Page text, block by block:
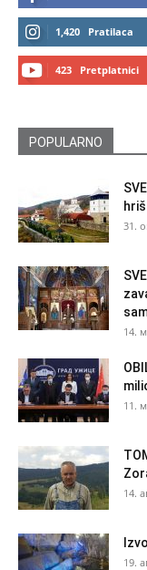
1,420 Pratilaca
423 Pretplatnici
POPULARNO
31.
14.
11.
14.
19.